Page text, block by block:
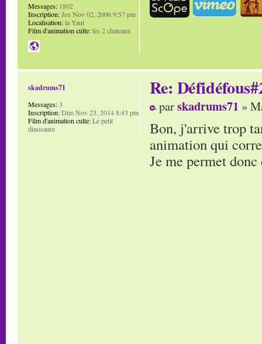
Messages: 1802
Inscription:Jeu Nov 02, 2006 9:57 pm
Localisation:la Yaut
Film d'animation culte:les 2 chateaux
Re:
parskadrums71 »
Bon, j'arrive trop
animation qui
Je me permet
skadrums71
Messages:3
Inscription:Dim Nov 23, 2014 8:43 pm
Film d'animation culte:Le petit
dinosaure